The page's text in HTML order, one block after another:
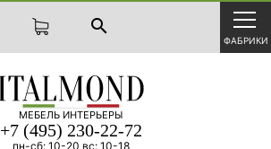
search
ФАБРИКИ
МЕБЕЛЬ ИНТЕРЬЕРЫ
+7 (495) 230-22-72
пн-сб: 10-20 вс: 10-18